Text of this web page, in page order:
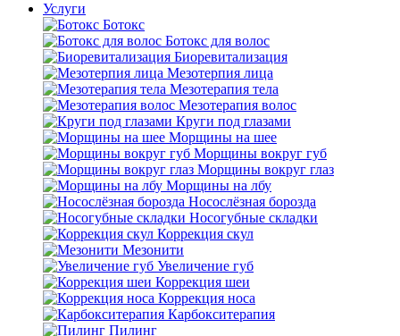
Услуги
Ботокс
Ботокс для волос
Биоревитализация
Мезотерпия лица
Мезотерапия тела
Мезотерапия волос
Круги под глазами
Морщины на шее
Морщины вокруг губ
Морщины вокруг глаз
Морщины на лбу
Носослёзная борозда
Носогубные складки
Коррекция скул
Мезонити
Увеличение губ
Коррекция шеи
Коррекция носа
Карбокситерапия
Пилинг